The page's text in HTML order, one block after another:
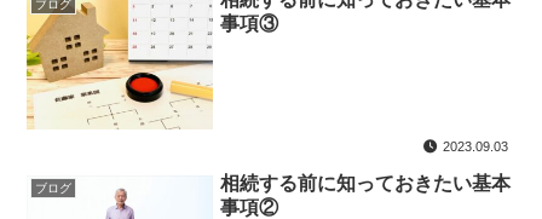
ブログ
事項③
2023.09.03
ブログ
相続する前に知っておきたい基本
事項②